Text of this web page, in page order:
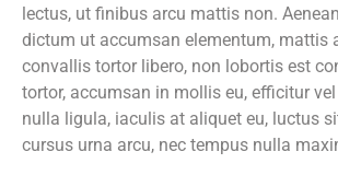
lectus, ut finibus arcu mattis non.
dictum ut accumsan elementum, mattis
convallis tortor libero, non lobortis est
tortor, accumsan in mollis eu, efficitur
nulla ligula, iaculis at aliquet eu, luctus
cursus urna arcu, nec tempus nulla